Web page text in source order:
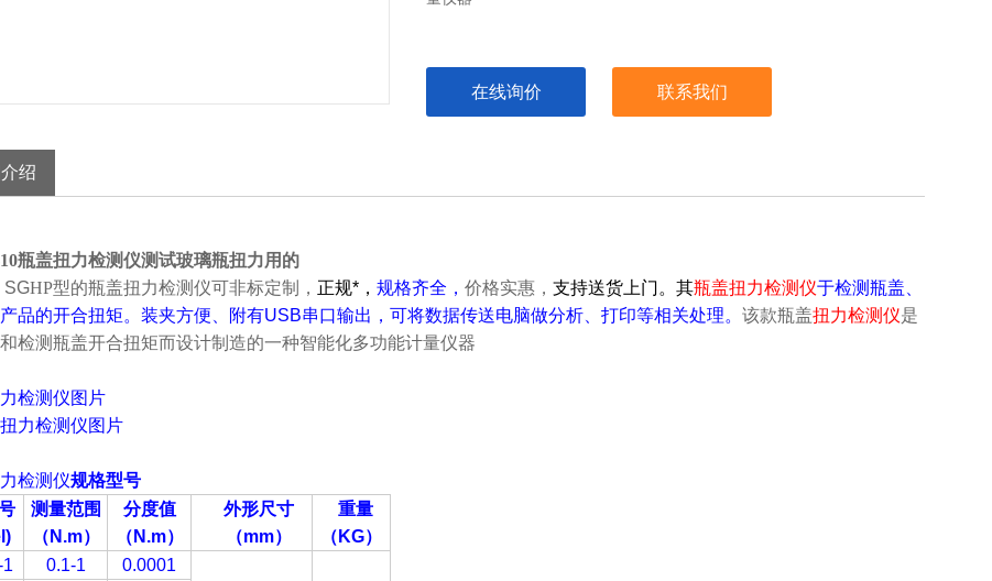
在线询价 联系我们
绍
瓶盖扭力检测仪测试玻璃瓶扭力用的
SGHP型的瓶盖扭力检测仪可非标定制， 正规*， 规格齐全， 价格实惠， 支持送货上门。 其瓶盖扭力检测仪于检测瓶盖、
品的开合扭矩。装夹方便、附有USB串口输出，可将数据传送电脑做分析、打印等相关处理。 该款瓶盖扭力检测仪是
检测瓶盖开合扭矩而设计制造的一种智能化多功能计量仪器
检测仪图片
检测仪规格型号
测量范围
（N.m）
分度值
（N.m）
外形尺寸
（mm）
重量
（KG）
0.1-1 0.0001